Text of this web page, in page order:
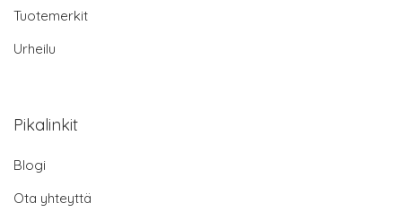
Tuotemerkit
Urheilu
Pikalinkit
Blogi
Ota yhteyttä